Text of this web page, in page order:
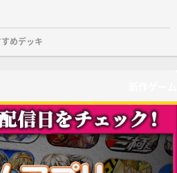
めデッキ